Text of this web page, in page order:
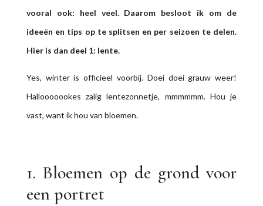
vooral ook: heel veel. Daarom besloot ik om de
ideeën en tips op te splitsen en per seizoen te delen.
Hier is dan deel 1: lente.
Yes, winter is officieel voorbij. Doei doei grauw weer!
Hallooooookes zalig lentezonnetje, mmmmmm. Hou je
vast, want ik hou van bloemen.
1. Bloemen op de grond voor
een portret